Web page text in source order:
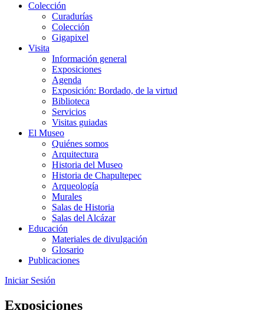
Colección
Curadurías
Colección
Gigapixel
Visita
Información general
Exposiciones
Agenda
Exposición: Bordado, de la virtud
Biblioteca
Servicios
Visitas guiadas
El Museo
Quiénes somos
Arquitectura
Historia del Museo
Historia de Chapultepec
Arqueología
Murales
Salas de Historia
Salas del Alcázar
Educación
Materiales de divulgación
Glosario
Publicaciones
Iniciar Sesión
Exposiciones